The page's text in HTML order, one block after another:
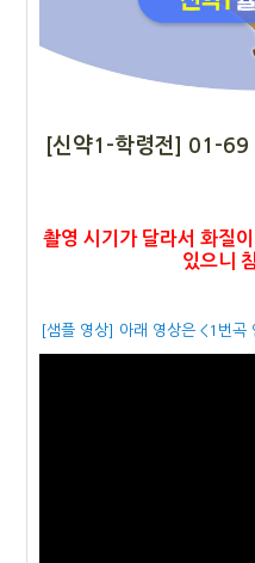
[신약1-학령전] 01-69
촬영 시기가 달라서 화질
있으니
[샘플 영상] 아래 영상은 <1번곡